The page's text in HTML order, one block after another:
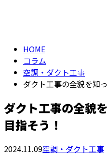
HOME
コラム
空調・ダクト工事
ダクト工事の全貌を知
ダクト工事の全貌
目指そう！
2024.11.09空調・ダクト工事